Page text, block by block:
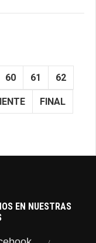
60 61 62
FINAL
EN NUESTRAS